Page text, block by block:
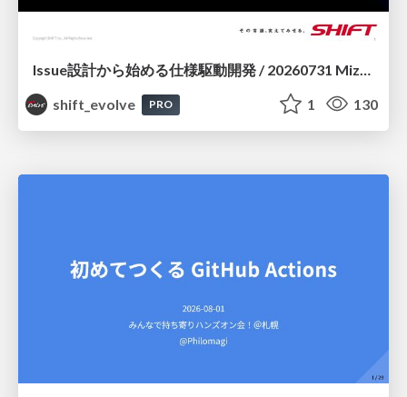
shift_evolve
PRO 1 130